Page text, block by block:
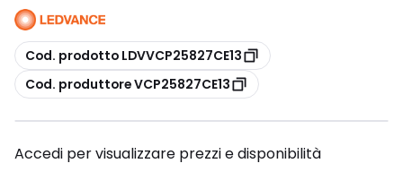
copia
Cod. prodotto LDVVCP25827CE13
copia
Cod. produttore VCP25827CE13
Accedi per visualizzare prezzi e disponibilità